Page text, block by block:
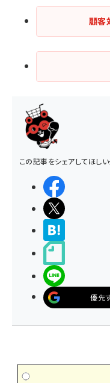
顧客
この記事をシェアしてほしい
優先